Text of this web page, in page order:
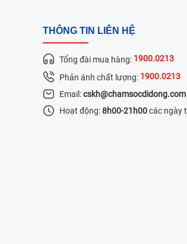
THÔNG TIN LIÊN HỆ
Tổng đài mua hàng: 1900.0213
Phản ánh chất lượng: 1900.0213
Email:cskh@chamsocdidong.com
Hoạt động:8h00-21h00các ngày